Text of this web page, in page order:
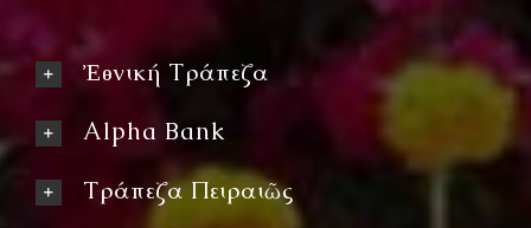
Ἐθνική Τράπεζα
Alpha Bank
Τράπεζα Πειραιῶς